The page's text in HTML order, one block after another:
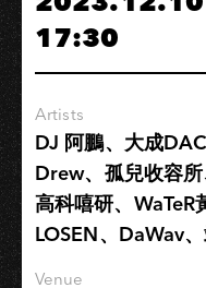
她
說
《致
的
夜
晚》
冬
17:30
Artists
DJ 阿鵬、大成
Drew、孤兒收容所
高科嘻研、WaTeR
LOSEN、DaWav
Venue